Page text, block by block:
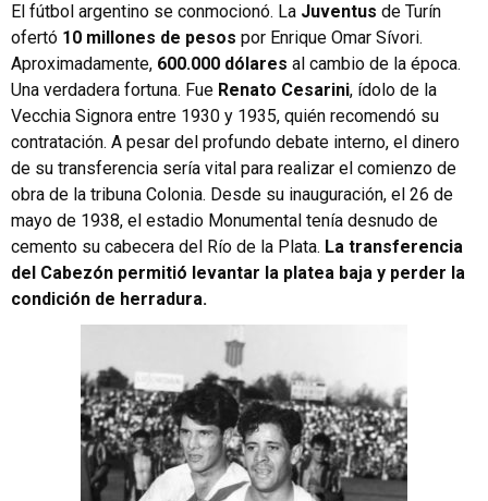
El fútbol argentino se conmocionó. La Juventus de Turín
ofertó 10 millones de pesos por Enrique Omar Sívori.
Aproximadamente, 600.000 dólares al cambio de la época.
Una verdadera fortuna. Fue Renato Cesarini, ídolo de la
Vecchia Signora entre 1930 y 1935, quién recomendó su
contratación. A pesar del profundo debate interno, el dinero
de su transferencia sería vital para realizar el comienzo de
obra de la tribuna Colonia. Desde su inauguración, el 26 de
mayo de 1938, el estadio Monumental tenía desnudo de
cemento su cabecera del Río de la Plata. La transferencia
del Cabezón permitió levantar la platea baja y perder la
condición de herradura.